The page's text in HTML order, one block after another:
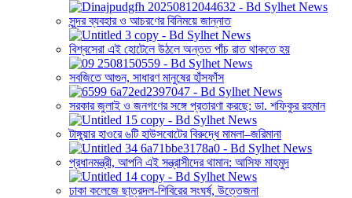
সুন্দর ব্যবহার ও আচরণের বিনিময়ে জান্নাত
বিশ্বসেরা এই হোটেলে উঠলে অন্তত পাঁচ রাত থাকতে হয়
সবজিতে আগুন, সাধারণ মানুষের হাঁসফাঁস
সরকার জুলাই ও জনগণের সঙ্গে প্রতারণা করছে: ডা. শফিকুর রহমান
টাঙ্গুয়ার হাওরে ৬টি হাউসবোটের বিরুদ্ধে মামলা–জরিমানা
প্রধানমন্ত্রী, আপনি এই সন্ত্রাসীদের থামান: আসিফ মাহমুদ
ঢাকা কলেজে ছাত্রদল-শিবিরের সংঘর্ষ, উত্তেজনা